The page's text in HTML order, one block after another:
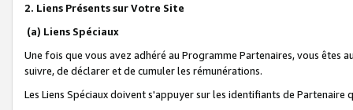
2. Liens Présents sur Votre Site
(a) Liens Spéciaux
Une fois que vous avez adhéré au Programme Partenaires, vous êtes
suivre, de déclarer et de cumuler les rémunérations.
Les Liens Spéciaux doivent s'appuyer sur les identifiants de Partenaire